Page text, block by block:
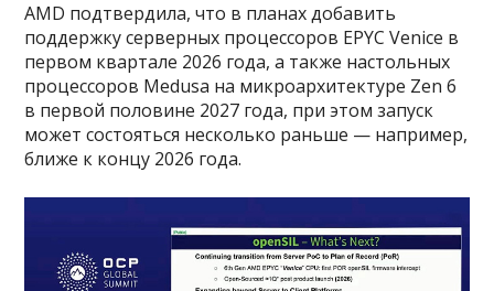
AMD подтвердила, что в планах добавить
поддержку серверных процессоров EPYC Venice в
первом квартале 2026 года, а также настольных
процессоров Medusa на микроархитектуре Zen 6
в первой половине 2027 года, при этом запуск
может состояться несколько раньше — например,
ближе к концу 2026 года.